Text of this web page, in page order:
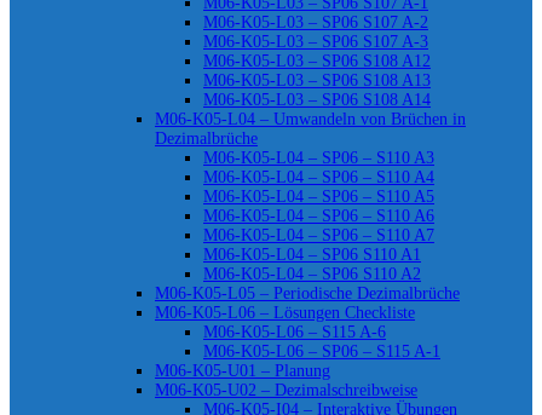
M06-K05-L03 – SP06 S107 A-2
M06-K05-L03 – SP06 S107 A-3
M06-K05-L03 – SP06 S108 A12
M06-K05-L03 – SP06 S108 A13
M06-K05-L03 – SP06 S108 A14
M06-K05-L04 – Umwandeln von Brüchen in
Dezimalbrüche
M06-K05-L04 – SP06 – S110 A3
M06-K05-L04 – SP06 – S110 A4
M06-K05-L04 – SP06 – S110 A5
M06-K05-L04 – SP06 – S110 A6
M06-K05-L04 – SP06 – S110 A7
M06-K05-L04 – SP06 S110 A1
M06-K05-L04 – SP06 S110 A2
M06-K05-L05 – Periodische Dezimalbrüche
M06-K05-L06 – Lösungen Checkliste
M06-K05-L06 – S115 A-6
M06-K05-L06 – SP06 – S115 A-1
M06-K05-U01 – Planung
M06-K05-U02 – Dezimalschreibweise
M06-K05-I04 – Interaktive Übungen